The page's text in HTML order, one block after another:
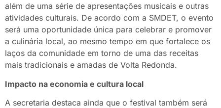
além de uma série de apresentações musicais e outras
atividades culturais. De acordo com a SMDET, o evento
será uma oportunidade única para celebrar e promover
a culinária local, ao mesmo tempo em que fortalece os
laços da comunidade em torno de uma das receitas
mais tradicionais e amadas de Volta Redonda.
Impacto na economia e cultura local
A secretaria destaca ainda que o festival também será